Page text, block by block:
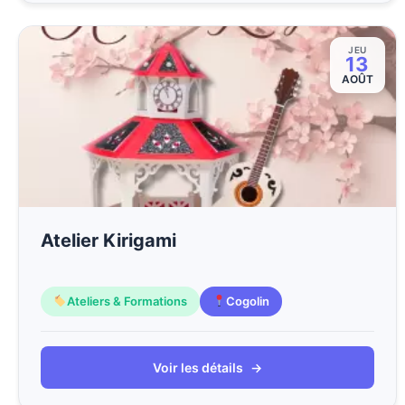
JEU
13
AOÛT
Atelier Kirigami
Ateliers & Formations Cogolin
Voir les détails →